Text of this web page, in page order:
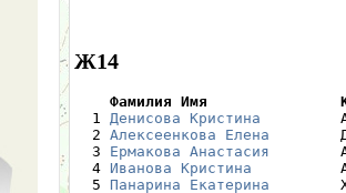
Ж14
Фамилия Имя
1 Денисова Кристина
  2
Алексеенкова Елена
  3
Ермакова Анастасия
  4
Иванова Кристина
  5
Панарина Екатерина